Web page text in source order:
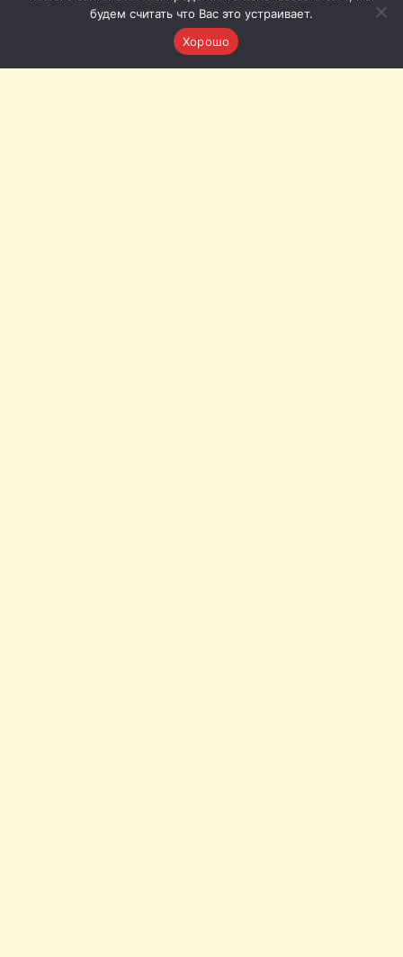
будем считать что Вас это устраивает.
Хорошо